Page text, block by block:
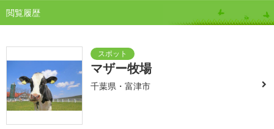
閲覧履歴
マザー牧場
千葉県・富津市